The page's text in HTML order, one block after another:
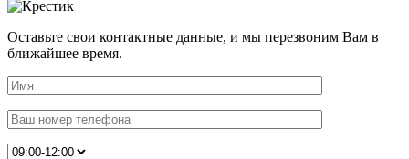
Оставьте свои контактные данные, и мы перезвоним Вам в
ближайшее время.